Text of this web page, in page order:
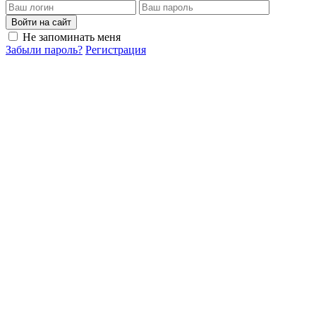
Войти на сайт
Не запоминать меня
Забыли пароль? Регистрация